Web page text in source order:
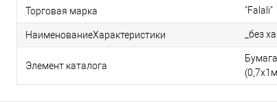
Торговая марка "Falali"
НаименованиеХарактеристики _без
Элемент каталога